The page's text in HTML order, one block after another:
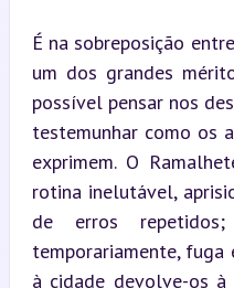
É na sobreposição
um dos grandes
possível pensar nos
testemunhar como os
exprimem. O
rotina inelutável,
de erros
temporariamente, fuga
à cidade devolve-os à